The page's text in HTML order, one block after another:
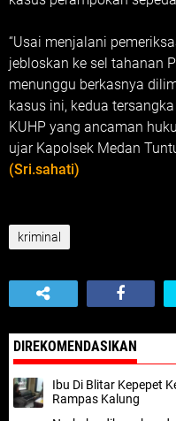
“Usai menjalani
jebloskan ke sel tahanan
menunggu berkasnya
kasus ini, kedua
KUHP yang ancaman
ujar Kapolsek Medan
(Sri.sahati)
kriminal
DIREKOMENDASIKAN
Ibu Di Blitar Kepepet
Rampas Kalung